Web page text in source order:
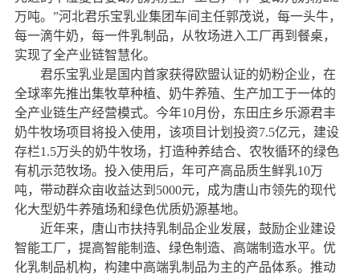
万吨。”河北君乐宝乳业集团车间主任郭茂说，每一头牛，
每一滴牛奶，每一件乳制品，从牧场进入工厂再到餐桌，
实现了全产业链智慧化。
君乐宝乳业是国内首家获得欧盟认证的奶粉企业，在
全球率先推出集牧草种植、奶牛养殖、生产加工于一体的
全产业链生产经营模式。今年10月份，东田庄乡乐源君丰
奶牛牧场项目将投入使用，该项目计划投资7.5亿元，建设
存栏1.5万头的奶牛牧场，打造种养结合、农牧循环的绿色
有机示范牧场。投入使用后，年可产高品质生鲜乳10万
吨，带动群众亩收益达到5000元，成为唐山市领先的现代
化大型奶牛养殖场和绿色优质奶源基地。
近年来，唐山市扶持乳制品企业发展，鼓励企业建设
智能工厂，提高智能制造、绿色制造、高端制造水平。优
化乳制品机构，构建中高端乳制品为主的产品体系。推动